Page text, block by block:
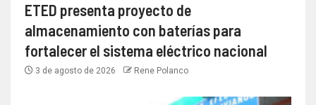
ETED presenta proyecto de
almacenamiento con baterías para
fortalecer el sistema eléctrico nacional
3 de agosto de 2026 Rene Polanco